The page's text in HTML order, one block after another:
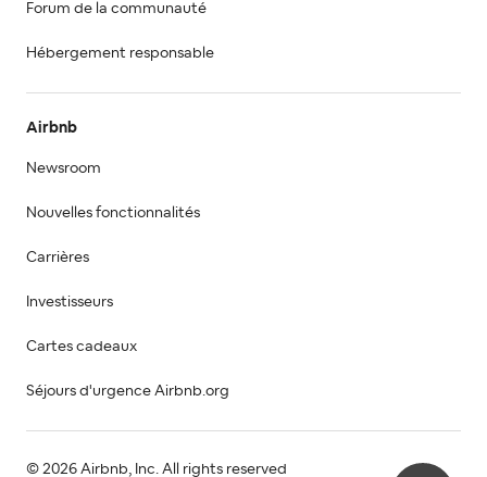
Forum de la communauté
Hébergement responsable
Airbnb
Newsroom
Nouvelles fonctionnalités
Carrières
Investisseurs
Cartes cadeaux
Séjours d'urgence Airbnb.org
© 2026 Airbnb, Inc. All rights reserved